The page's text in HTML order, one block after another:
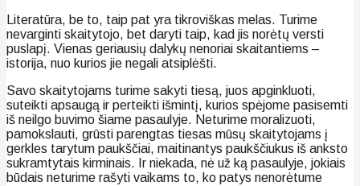
Literatūra, be to, taip pat yra tikroviškas melas. Turime
nevarginti skaitytojo, bet daryti taip, kad jis norėtų versti
puslapį. Vienas geriausių dalykų nenoriai skaitantiems –
istorija, nuo kurios jie negali atsiplėšti.
Savo skaitytojams turime sakyti tiesą, juos apginkluoti,
suteikti apsaugą ir perteikti išmintį, kurios spėjome pasisemti
iš neilgo buvimo šiame pasaulyje. Neturime moralizuoti,
pamokslauti, grūsti parengtas tiesas mūsų skaitytojams į
gerkles tarytum paukščiai, maitinantys paukščiukus iš anksto
sukramtytais kirminais. Ir niekada, nė už ką pasaulyje, jokiais
būdais neturime rašyti vaikams to, ko patys nenorėtume